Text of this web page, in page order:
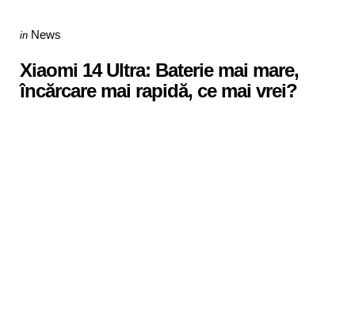
Categories
Posted
in News
Xiaomi 14 Ultra: Baterie mai mare,
încărcare mai rapidă, ce mai vrei?